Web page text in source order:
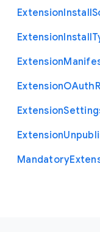
ExtensionInstall
ExtensionInstall
Extension
ExtensionOAuth
Extension
Extension
Mandatory